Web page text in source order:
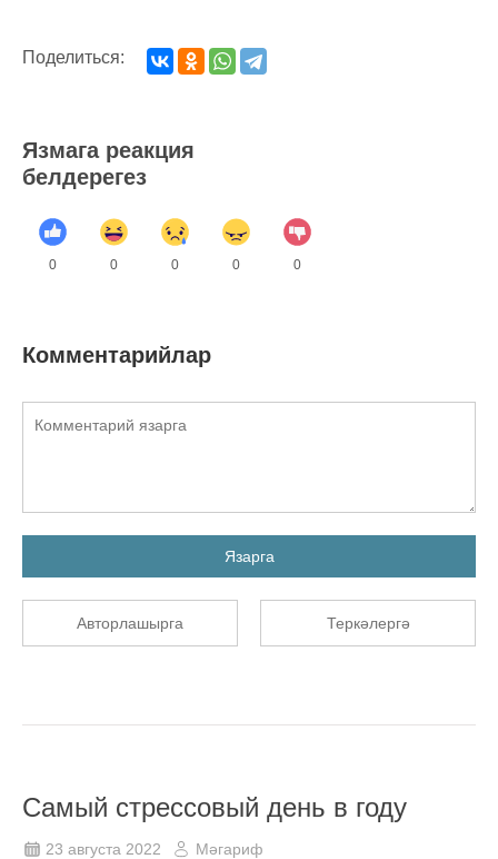
Поделиться:
Язмага реакция
белдерегез
0 0 0 0 0
Комментарийлар
Язарга
Авторлашырга Теркәлергә
Самый стрессовый день в году
23 августа 2022 Мәгариф